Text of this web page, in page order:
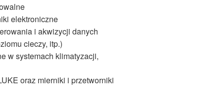
elektroniczne
i akwizycji danych
cieczy, itp.)
w systemach klimatyzacji,
oraz mierniki i przetworniki